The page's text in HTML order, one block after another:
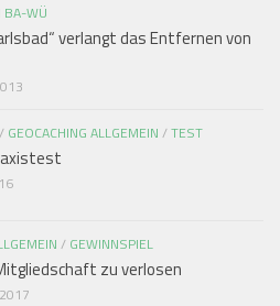
BA-WÜ
verlangt das Entfernen von
/ GEOCACHING ALLGEMEIN /TEST
/ GEWINNSPIEL
zu verlosen